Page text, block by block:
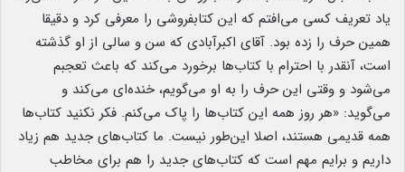
یاد تعریف کسی می‌افتم که این کتابفروشی را معرفی کرد و دقیقا
همین حرف را زده بود. آقای اکبرآبادی که سن و سالی از او گذشته
است، آنقدر با احترام با کتاب‌ها برخورد می‌کند که باعث تعجبم
می‌شود و وقتی این حرف را به او می‌گویم، خنده‌ای می‌کند و
می‌گوید: «هر روز همه این کتاب‌ها را پاک می‌کنم. فکر نکنید کتاب‌ها
همه قدیمی هستند، اصلا این‌طور نیست. ما کتاب‌های جدید هم زیاد
داریم و برایم مهم است که کتاب‌های جدید را هم برای مخاطب